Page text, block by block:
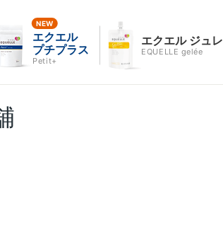
エクエル
プチプラス
Petit+
エクエル ジュレ
EQUELLE gelée